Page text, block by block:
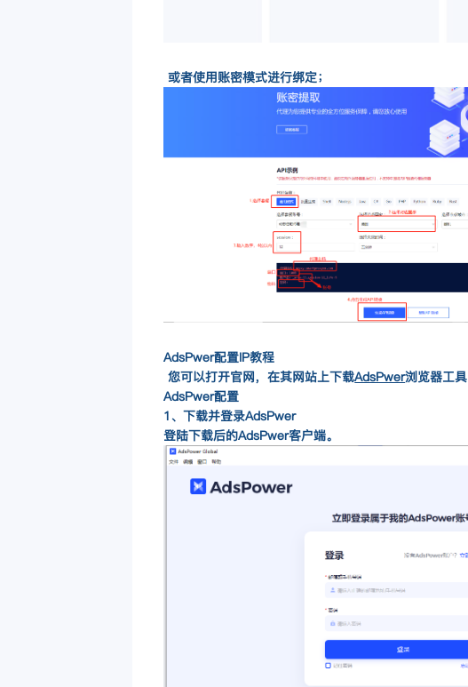
或者使用账密模式进行绑定；
AdsPwer配置IP教程
您可以打开官网，在其网站上下载AdsPwer浏览器工具
AdsPwer配置
1、下载并登录AdsPwer
登陆下载后的AdsPwer客户端。